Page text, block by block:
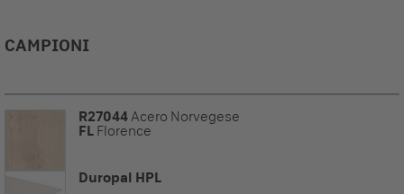
CAMPIONI
R27044Acero Norvegese
FL Florence
Duropal HPL